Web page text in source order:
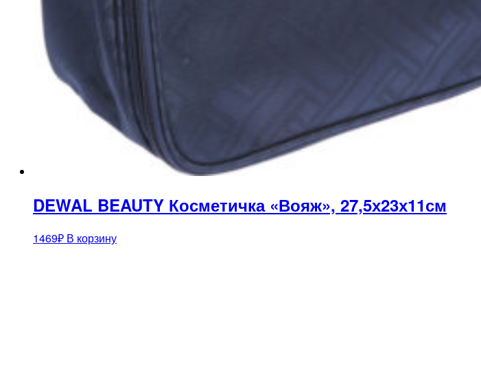
DEWAL BEAUTY Косметичка «Вояж», 27,5х23х11см
1469₽ В корзину